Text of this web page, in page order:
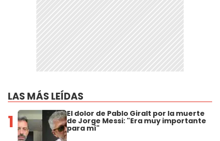
LAS MÁS LEÍDAS
1 El dolor de Pablo Giralt por la muerte
de Jorge Messi: "Era muy importante
para mí"